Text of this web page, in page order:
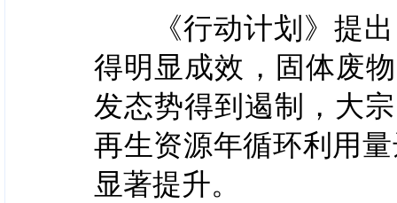
《行动计划》提出
得明显成效，固体废
发态势得到遏制，大
再生资源年循环利用
显著提升。